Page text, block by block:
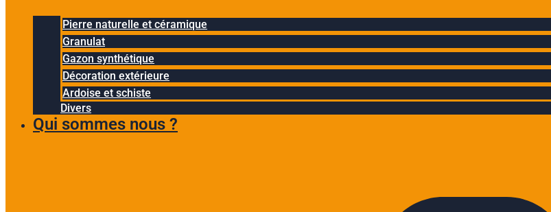
Pierre naturelle et céramique
Granulat
Gazon synthétique
Décoration extérieure
Ardoise et schiste
Divers
Qui sommes nous ?